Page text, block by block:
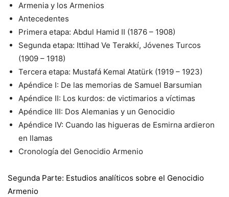
Armenia y los Armenios
Antecedentes
Primera etapa: Abdul Hamid II (1876 – 1908)
Segunda etapa: Ittihad Ve Terakkí, Jóvenes Turcos
(1909 – 1918)
Tercera etapa: Mustafá Kemal Atatürk (1919 – 1923)
Apéndice I: De las memorias de Samuel Barsumian
Apéndice II: Los kurdos: de victimarios a víctimas
Apéndice III: Dos Alemanias y un Genocidio
Apéndice IV: Cuando las higueras de Esmirna ardieron
en llamas
Cronología del Genocidio Armenio
Segunda Parte: Estudios analíticos sobre el Genocidio
Armenio